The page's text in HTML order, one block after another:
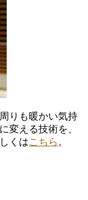
りも暖かい気持
変える技術を、
くはこちら 。